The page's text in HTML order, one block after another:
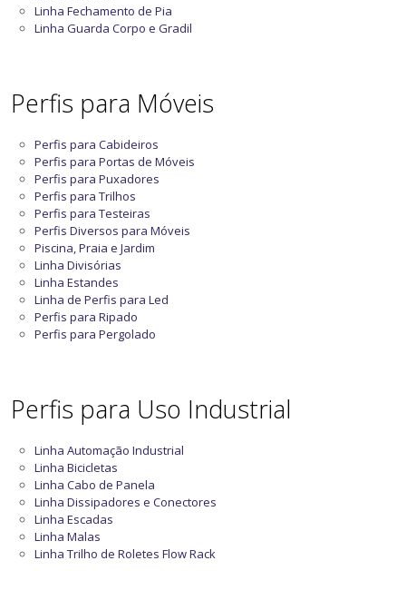
Linha Fechamento de Pia
Linha Guarda Corpo e Gradil
Perfis para Móveis
Perfis para Cabideiros
Perfis para Portas de Móveis
Perfis para Puxadores
Perfis para Trilhos
Perfis para Testeiras
Perfis Diversos para Móveis
Piscina, Praia e Jardim
Linha Divisórias
Linha Estandes
Linha de Perfis para Led
Perfis para Ripado
Perfis para Pergolado
Perfis para Uso Industrial
Linha Automação Industrial
Linha Bicicletas
Linha Cabo de Panela
Linha Dissipadores e Conectores
Linha Escadas
Linha Malas
Linha Trilho de Roletes Flow Rack